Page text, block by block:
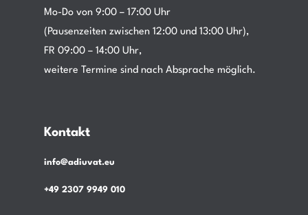
Mo-Do von 9:00 – 17:00 Uhr
(Pausenzeiten zwischen 12:00 und 13:00 Uhr),
FR 09:00 – 14:00 Uhr,
weitere Termine sind nach Absprache möglich.
Kontakt
info@adiuvat.eu
+49 2307 9949 010